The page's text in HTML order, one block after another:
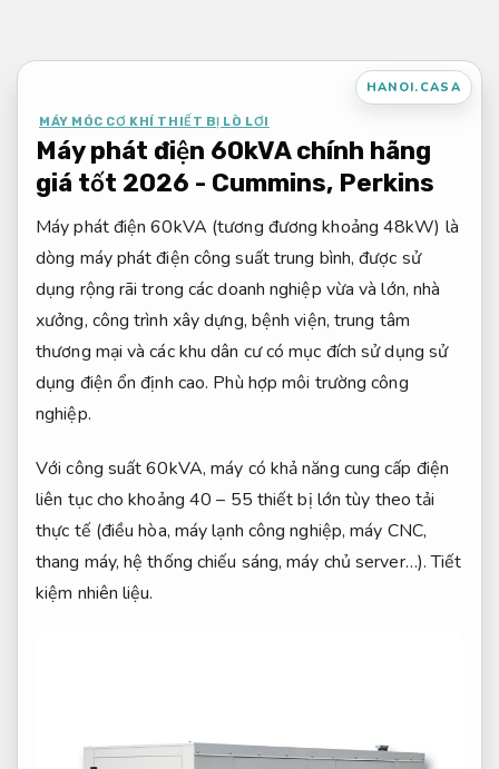
nội
HANOI.CASA
MÁY MÓC CƠ KHÍ THIẾT BỊ LÒ LƠI
Máy phát điện 60kVA chính hãng
giá tốt 2026 - Cummins, Perkins
Máy phát điện 60kVA (tương đương khoảng 48kW) là
dòng máy phát điện công suất trung bình, được sử
dụng rộng rãi trong các doanh nghiệp vừa và lớn, nhà
xưởng, công trình xây dựng, bệnh viện, trung tâm
thương mại và các khu dân cư có mục đích sử dụng sử
dụng điện ổn định cao. Phù hợp môi trường công
nghiệp.
Với công suất 60kVA, máy có khả năng cung cấp điện
liên tục cho khoảng 40 – 55 thiết bị lớn tùy theo tải
thực tế (điều hòa, máy lạnh công nghiệp, máy CNC,
thang máy, hệ thống chiếu sáng, máy chủ server…).Tiết
kiệm nhiên liệu.